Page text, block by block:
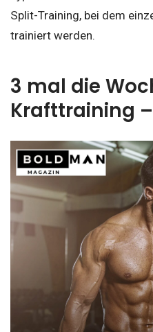
Split-Training, bei dem
trainiert werden.
3 mal die
Krafttraining